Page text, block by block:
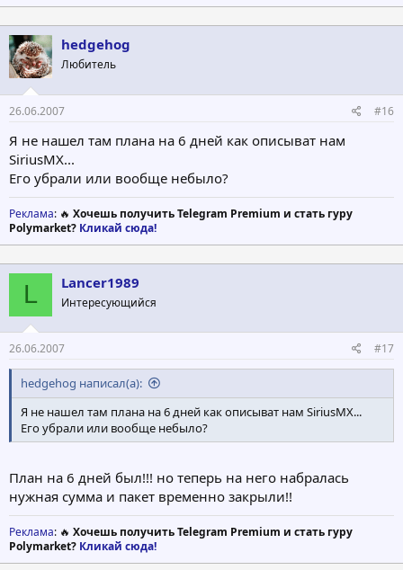
hedgehog
Любитель
26.06.2007 #16
Я не нашел там плана на 6 дней как описыват нам
SiriusMX...
Его убрали или вообще небыло?
Реклама: 🔥 Хочешь получить Telegram Premium и стать гуру
Polymarket? Кликай сюда!
L Lancer1989
Интересующийся
26.06.2007 #17
hedgehog написал(а):
Я не нашел там плана на 6 дней как описыват нам SiriusMX...
Его убрали или вообще небыло?
План на 6 дней был!!! но теперь на него набралась
нужная сумма и пакет временно закрыли!!
Реклама: 🔥 Хочешь получить Telegram Premium и стать гуру
Polymarket? Кликай сюда!